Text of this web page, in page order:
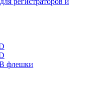
флешки